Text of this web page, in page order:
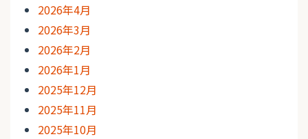
2026年4月
2026年3月
2026年2月
2026年1月
2025年12月
2025年11月
2025年10月